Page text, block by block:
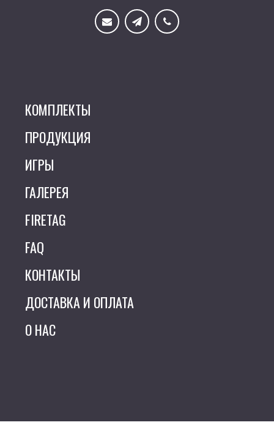
КОМПЛЕКТЫ
ПРОДУКЦИЯ
ИГРЫ
ГАЛЕРЕЯ
FIRETAG
FAQ
КОНТАКТЫ
ДОСТАВКА И ОПЛАТА
О НАС